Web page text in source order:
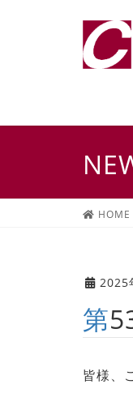
HOME
2025
皆様、